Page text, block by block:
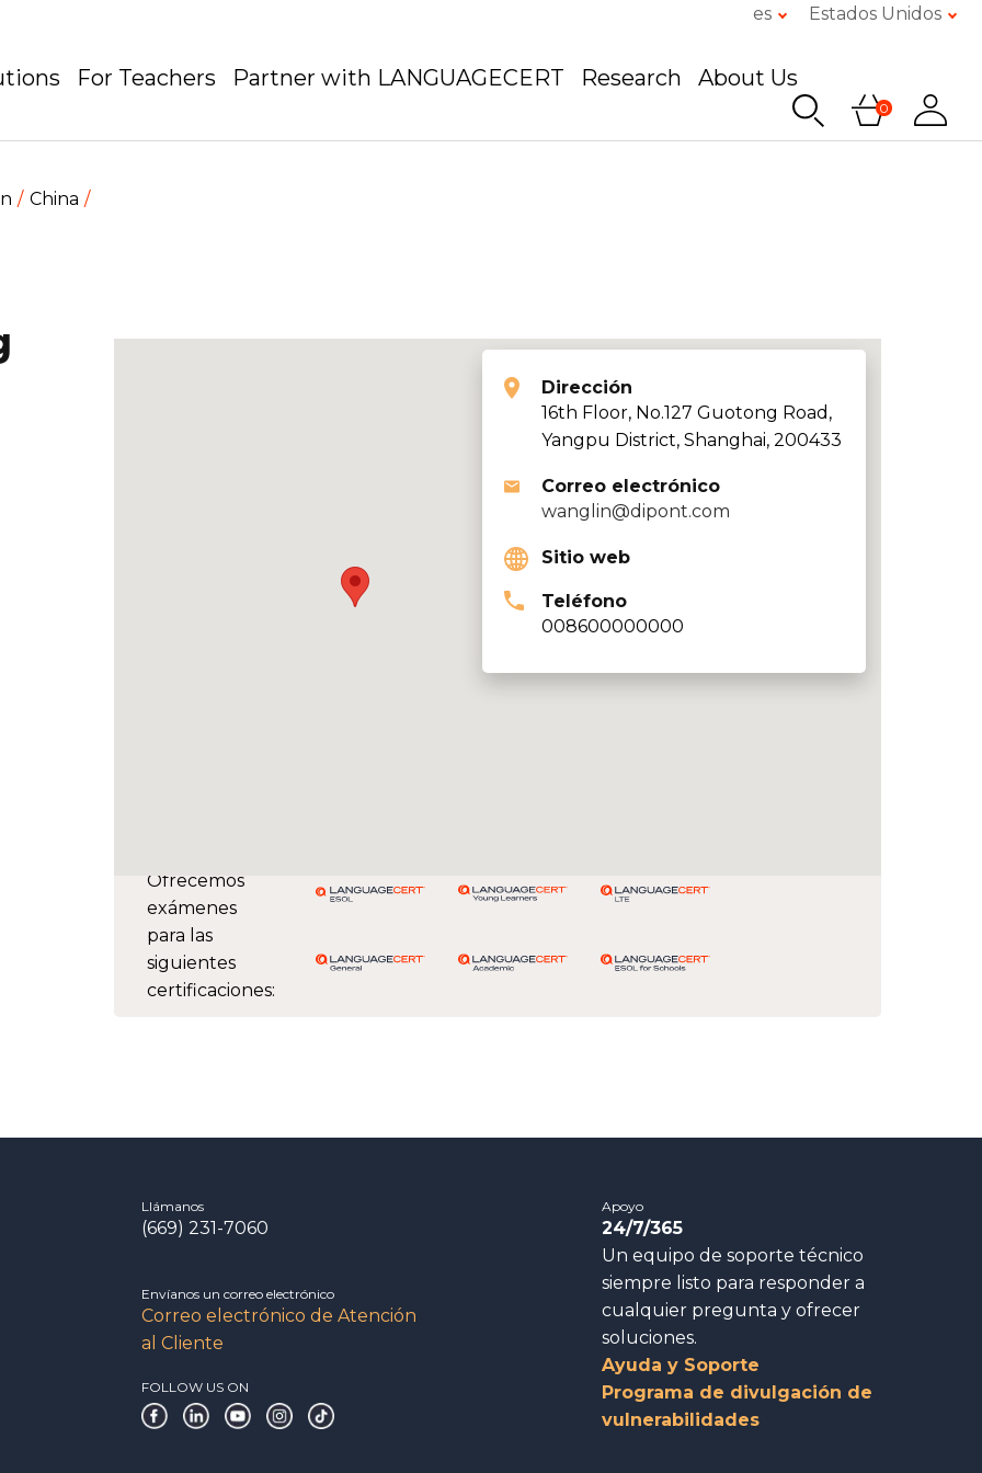
es Estados Unidos
For Teachers Partner with LANGUAGECERT Research About Us
0
China
Ofrecemos
exámenes
para las
siguientes
certificaciones:
Dirección
16th Floor, No.127 Guotong Road,
Yangpu District, Shanghai, 200433
Correo electrónico
wanglin@dipont.com
Sitio web
Teléfono
008600000000
Llámanos
(669) 231-7060
Envíanos un correo electrónico
Correo electrónico de Atención
al Cliente
FOLLOW US ON
Apoyo
24/7/365
Un equipo de soporte técnico
siempre listo para responder a
cualquier pregunta y ofrecer
soluciones.
Ayuda y Soporte
Programa de divulgación de
vulnerabilidades